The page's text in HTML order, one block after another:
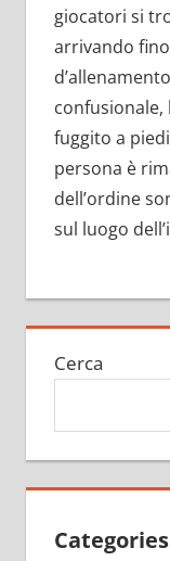
giocatori si
arrivando
confusionale,
fuggito a
persona è
dell’ordine
sul luogo
Cerca
Categories